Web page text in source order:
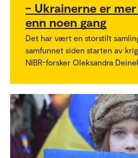
– Ukrainerne er
enn noen gang
Det har vært en storstilt
samfunnet siden starten av
NIBR-forsker Oleksandra